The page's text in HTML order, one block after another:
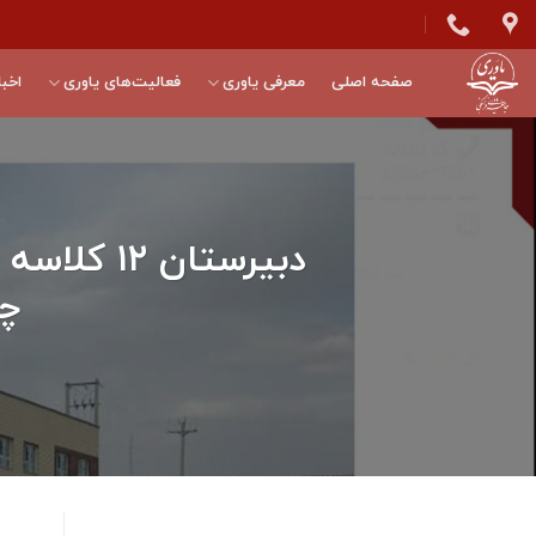
Skip
to
content
صفحه اصلی معرفی یاوری فعالیت‌های یاوری